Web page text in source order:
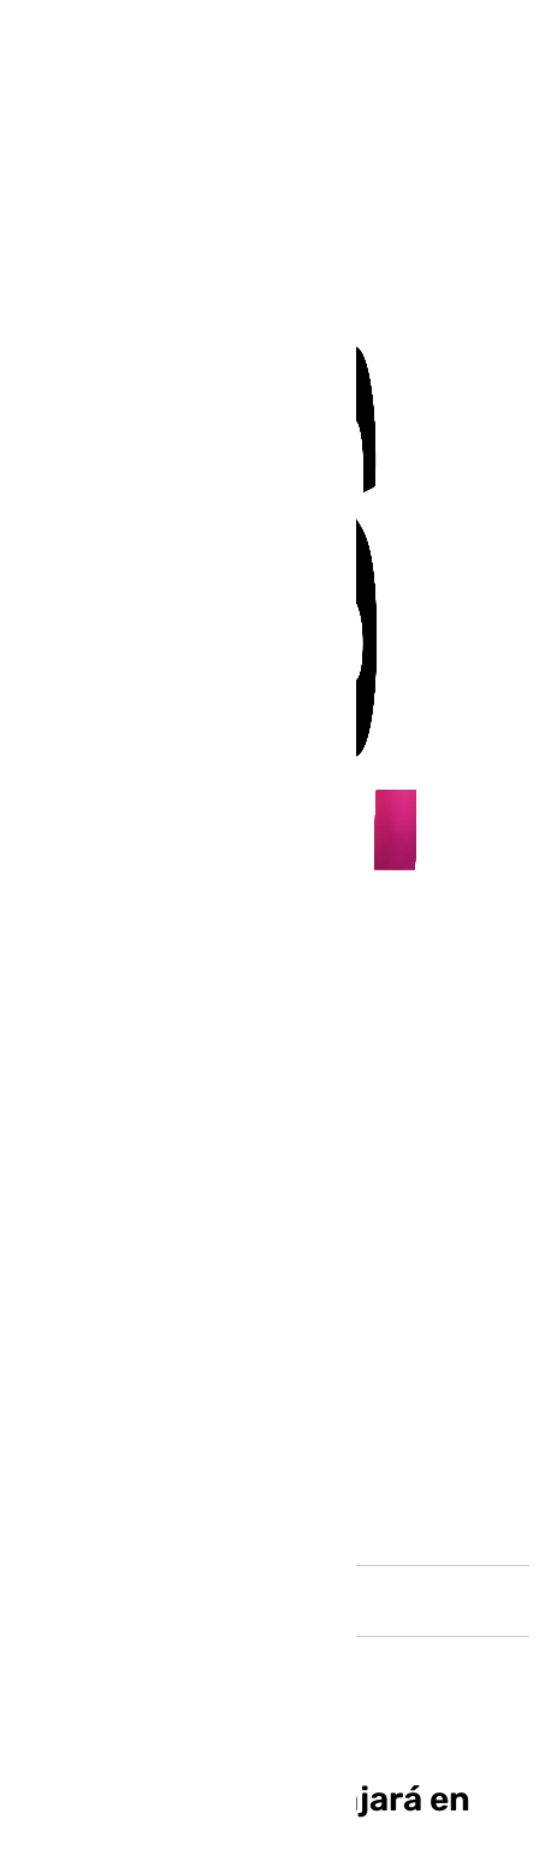
La tasa de basuras bajará en